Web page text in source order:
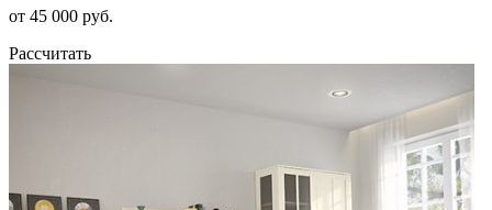
от 45 000 руб.
Рассчитать